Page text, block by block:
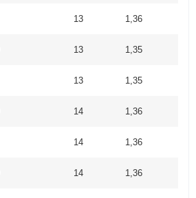
13 1,36
13 1,35
13 1,35
14 1,36
14 1,36
14 1,36